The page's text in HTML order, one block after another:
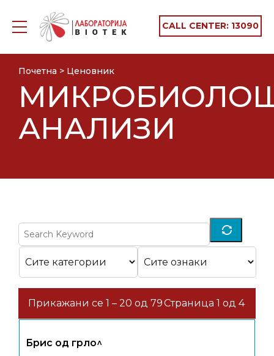
CALL CENTER: 13090
Почетна > Ценовник
АНАЛИЗИ
Прикажани се 1 – 20 од 79Страница 1 од 4
Брис од грло^